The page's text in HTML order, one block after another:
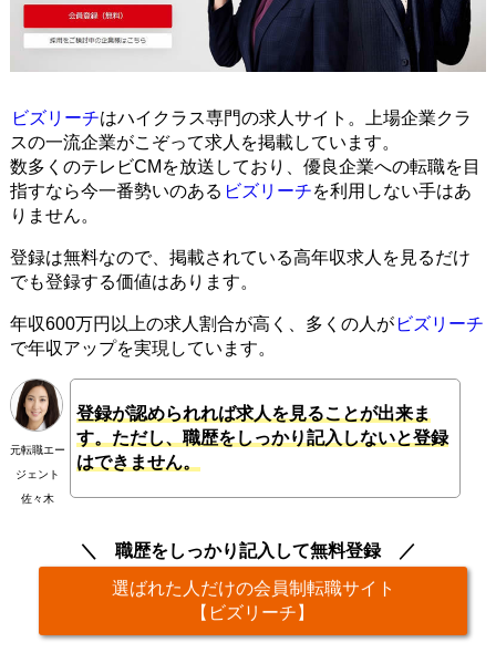
ビズリーチはハイクラス専門の求人サイト。上場企業クラ
スの一流企業がこぞって求人を掲載しています。
数多くのテレビCMを放送しており、優良企業への転職を目
指すなら今一番勢いのある ビズリーチを利用しない手はあ
りません。
登録は無料なので、掲載されている高年収求人を見るだけ
でも登録する価値はあります。
年収600万円以上の求人割合が高く、多くの人が ビズリーチ
で年収アップを実現しています。
元転職エー
ジェント
佐々木
登録が認められれば求人を見ることが出来ま
す。ただし、職歴をしっかり記入しないと登録
はできません。
職歴をしっかり記入して無料登録
選ばれた人だけの会員制転職サイト
【ビズリーチ】